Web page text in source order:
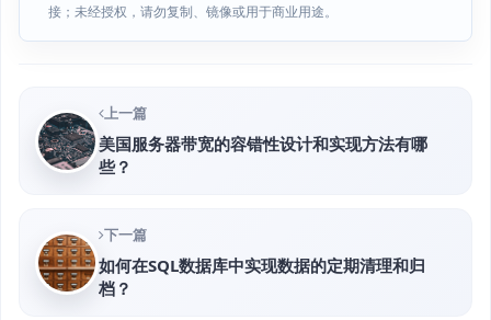
接；未经授权，请勿复制、镜像或用于商业用途。
上一篇
美国服务器带宽的容错性设计和实现方法有哪
些？
下一篇
如何在SQL数据库中实现数据的定期清理和归
档？